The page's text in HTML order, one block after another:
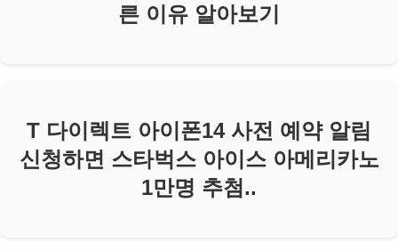
른 이유 알아보기
T 다이렉트 아이폰14 사전 예약 알림
신청하면 스타벅스 아이스 아메리카노
1만명 추첨..